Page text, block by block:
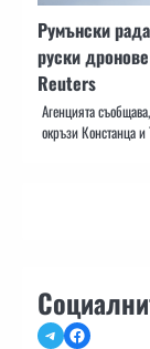
Румънски
руски
Reuters
Агенцията
окръзи Констанца и
TelegramFacebook